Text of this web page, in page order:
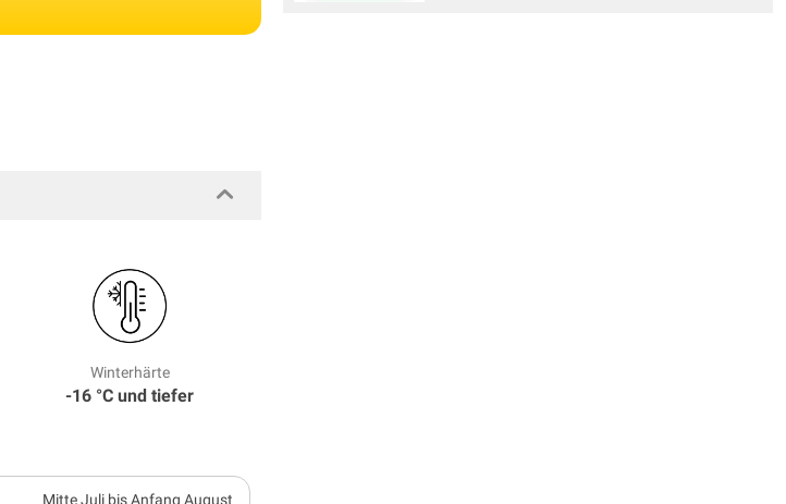
Winterhärte
-16 °C und tiefer
Mitte Juli bis Anfang August